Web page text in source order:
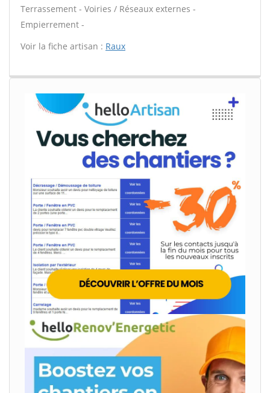
Terrassement - Voiries / Réseaux externes -
Empierrement -
Voir la fiche artisan : Raux